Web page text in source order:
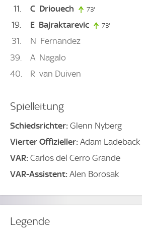
11
C Driouech 73'
19 E Bajraktarevic 73'
31 N Fernandez
39
A Nagalo
40
R van Duiven
Spielleitung
Schiedsrichter: Glenn Nyberg
Vierter Offizieller: Adam Ladeback
VAR: Carlos del Cerro Grande
VAR-Assistent: Alen Borosak
Legende